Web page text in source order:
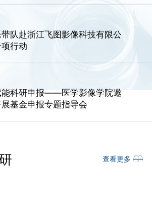
队赴浙江飞图影像科技有限公
行动
能科研申报——医学影像学院邀
基金申报专题指导会
查看更多